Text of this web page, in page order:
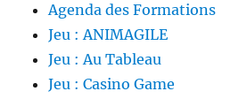
Agenda des Formations
Jeu : ANIMAGILE
Jeu : Au Tableau
Jeu : Casino Game